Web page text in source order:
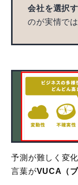
会社を選択
のが実情で
予測が難しく変
言葉がVUCA（ブ